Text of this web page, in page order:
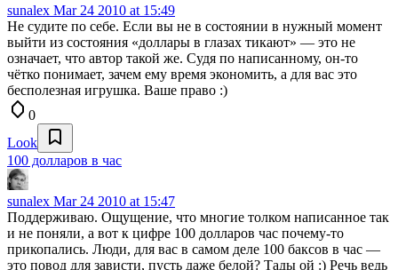
sunalex Mar 24 2010 at 15:49
Не судите по себе. Если вы не в состоянии в нужный момент
выйти из состояния «доллары в глазах тикают» — это не
означает, что автор такой же. Судя по написанному, он-то
чётко понимает, зачем ему время экономить, а для вас это
бесполезная игрушка. Ваше право :)
0
Look
100 долларов в час
sunalex Mar 24 2010 at 15:47
Поддерживаю. Ощущение, что многие толком написанное так
и не поняли, а вот к цифре 100 долларов час почему-то
прикопались. Люди, для вас в самом деле 100 баксов в час —
это повод для зависти, пусть даже белой? Тады ой :) Речь ведь